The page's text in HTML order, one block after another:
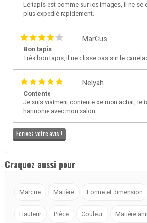
Le tapis est comme sur les images, il ne se
plus expédié rapidement.
MarCus
Bon tapis
Très bon tapis, il ne glisse pas sur le
Nelyah
Contente
Je suis vraiment contente de mon achat, le
harmonie avec mon salon.
Ecrivez votre avis !
Craquez aussi pour
Marque Matière Forme et dimension
Hauteur Pièce Couleur Matière